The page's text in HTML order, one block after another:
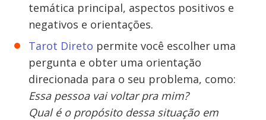
temática principal, aspectos positivos e
negativos e orientações.
Tarot Direto permite você escolher uma
pergunta e obter uma orientação
direcionada para o seu problema, como:
Essa pessoa vai voltar pra mim?
Qual é o propósito dessa situação em